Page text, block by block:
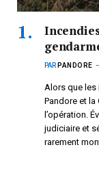
PAR PANDORE
Alors que les
Pandore et
l’opération.
judiciaire et
rarement